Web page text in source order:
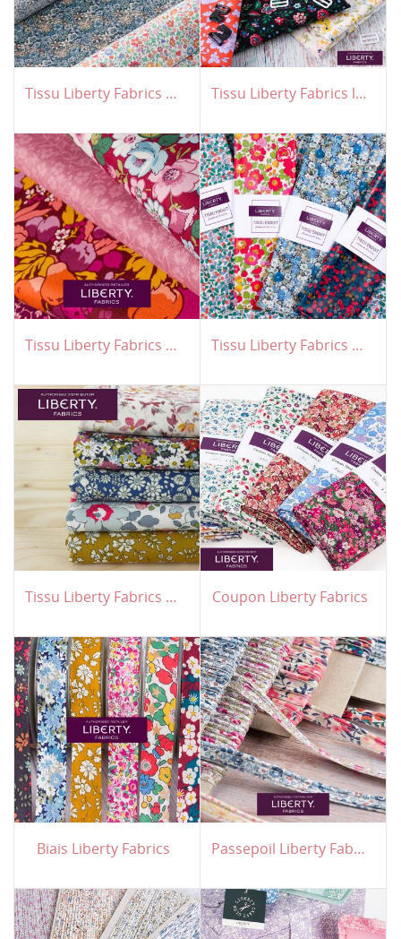
Tissu Liberty Fabrics Tana Lawn Tissu Liberty Fabrics lycra
Tissu Liberty Fabrics Lasenby Patch Tissu Liberty Fabrics enduit
Tissu Liberty Fabrics Lantana Coupon Liberty Fabrics
Biais Liberty Fabrics Passepoil Liberty Fabrics